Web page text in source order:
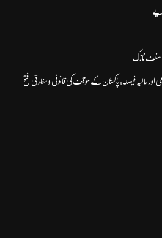
صنف نازک
حالیہ فیصلہ: پاکستان کے مؤقف کی قانونی و سفارتی فتح